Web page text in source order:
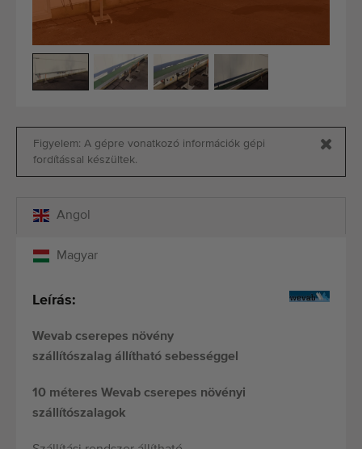
Kiszállítás világszerte
1977-óta
Figyelem: A gépre vonatkozó információk gépi
fordítással készültek.
Magyar
Angol
Leírás:
Wevab cserepes növény
szállítószalag állítható sebességgel
10 méteres Wevab cserepes növényi
szállítószalagok